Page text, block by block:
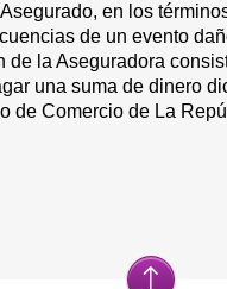
en los
de un evento
de la Aseguradora
una suma de dinero
de Comercio de La